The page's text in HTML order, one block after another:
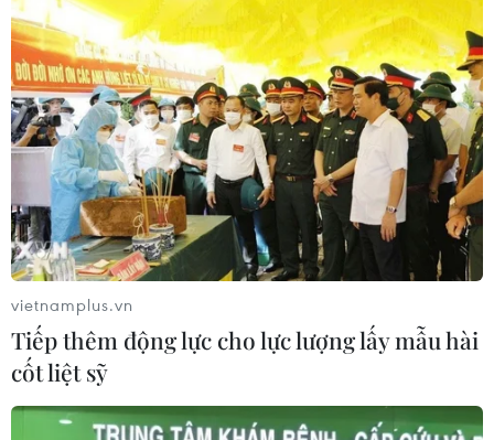
vietnamplus.vn
Tiếp thêm động lực cho lực lượng lấy mẫu hài
cốt liệt sỹ